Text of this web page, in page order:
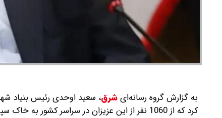
به گزارش گروه رسانه‌ایشرق،
کرد که از 1060 نفر از این عزیزان در سراسر کشور به خاک سپرده شده اند.